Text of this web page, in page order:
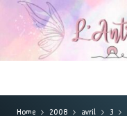
Home 2008 avril 3